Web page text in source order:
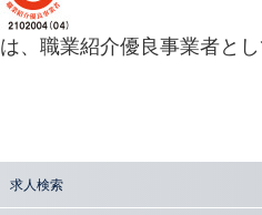
は、職業紹介優良事業者と
求人検索